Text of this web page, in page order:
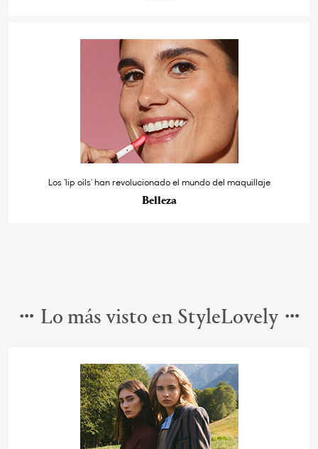
Los ‘lip oils’ han revolucionado el mundo del maquillaje
Belleza
Lo más visto en StyleLovely